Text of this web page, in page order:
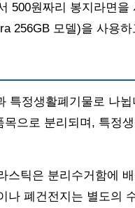
500원짜리 봉지라면
256GB 모델)을 사용
특정생활폐기물로 나
으로 분리되며, 특정
스틱은 분리수거함에
나 폐건전지는 별도의